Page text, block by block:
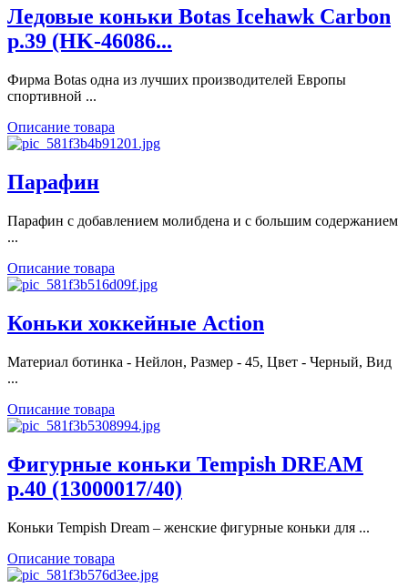
Ледовые коньки Botas Icehawk Carbon
р.39 (HK-46086...
Фирма Botas одна из лучших производителей Европы
спортивной ...
Описание товара
Парафин
Парафин с добавлением молибдена и с большим содержанием
...
Описание товара
Коньки хоккейные Action
Материал ботинка - Нейлон, Размер - 45, Цвет - Черный, Вид
...
Описание товара
Фигурные коньки Tempish DREAM
р.40 (13000017/40)
Коньки Tempish Dream – женские фигурные коньки для ...
Описание товара